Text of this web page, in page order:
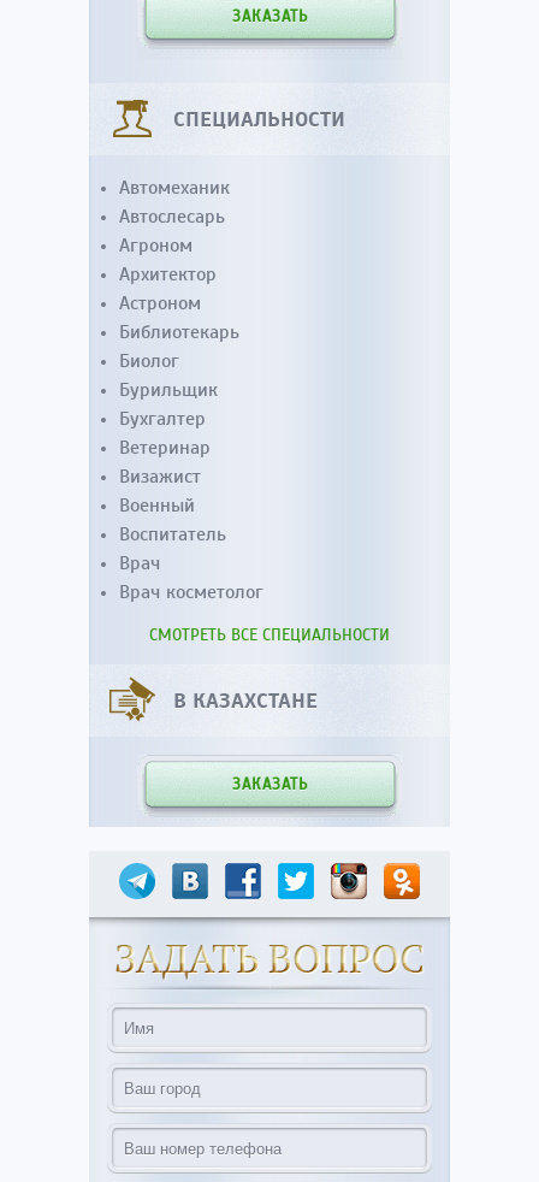
ЗАКАЗАТЬ
СПЕЦИАЛЬНОСТИ
Автомеханик
Автослесарь
Агроном
Архитектор
Астроном
Библиотекарь
Биолог
Бурильщик
Бухгалтер
Ветеринар
Визажист
Военный
Воспитатель
Врач
Врач косметолог
СМОТРЕТЬ ВСЕ СПЕЦИАЛЬНОСТИ
В КАЗАХСТАНЕ
ЗАКАЗАТЬ